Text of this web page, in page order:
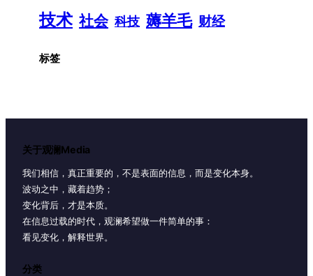
技术 社会 科技 薅羊毛 财经
标签
关于观澜Media
我们相信，真正重要的，不是表面的信息，而是变化本身。
波动之中，藏着趋势；
变化背后，才是本质。
在信息过载的时代，观澜希望做一件简单的事：
看见变化，解释世界。
分类